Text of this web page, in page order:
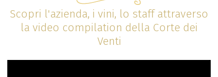
Scopri l'azienda, i vini, lo staff attraverso
la video compilation della Corte dei
Venti